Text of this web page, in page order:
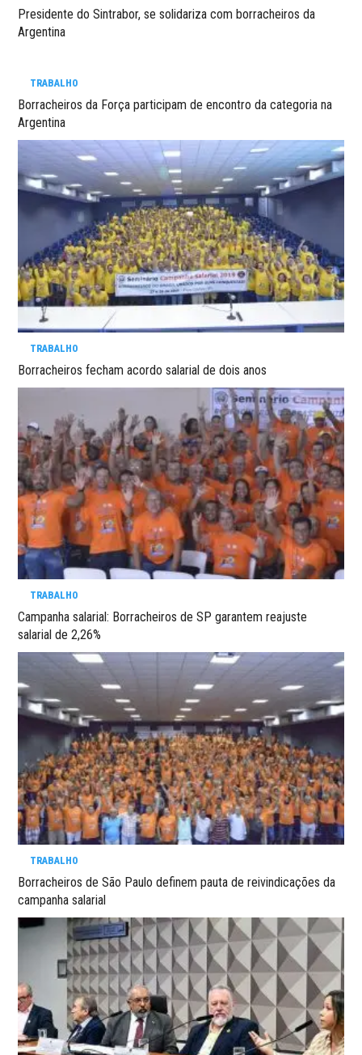
Presidente do Sintrabor, se solidariza com borracheiros da
Argentina
TRABALHO
Borracheiros da Força participam de encontro da categoria na
Argentina
TRABALHO
Borracheiros fecham acordo salarial de dois anos
TRABALHO
Campanha salarial: Borracheiros de SP garantem reajuste
salarial de 2,26%
TRABALHO
Borracheiros de São Paulo definem pauta de reivindicações da
campanha salarial